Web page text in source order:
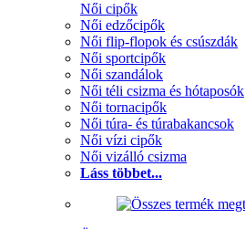
Női cipők
Női edzőcipők
Női flip-flopok és csúszdák
Női sportcipők
Női szandálok
Női téli csizma és hótaposók
Női tornacipők
Női túra- és túrabakancsok
Női vízi cipők
Női vizálló csizma
Láss többet...